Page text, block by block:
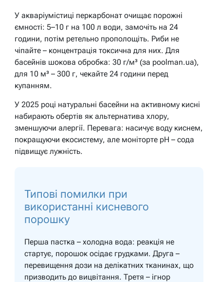
У акваріумістиці перкарбонат очищає порожні
ємності: 5–10 г на 100 л води, замочіть на 24
години, потім ретельно прополощіть. Риби не
чіпайте – концентрація токсична для них. Для
басейнів шокова обробка: 30 г/м³ (за poolman.ua),
для 10 м³ – 300 г, чекайте 24 години перед
купанням.
У 2025 році натуральні басейни на активному кисні
набирають обертів як альтернатива хлору,
зменшуючи алергії. Перевага: насичує воду киснем,
покращуючи екосистему, але моніторте pH – сода
підвищує лужність.
Типові помилки при
використанні кисневого
порошку
Перша пастка – холодна вода: реакція не
стартує, порошок осідає грудками. Друга –
перевищення дози на делікатних тканинах, що
призводить до вицвітання. Третя – ігнор